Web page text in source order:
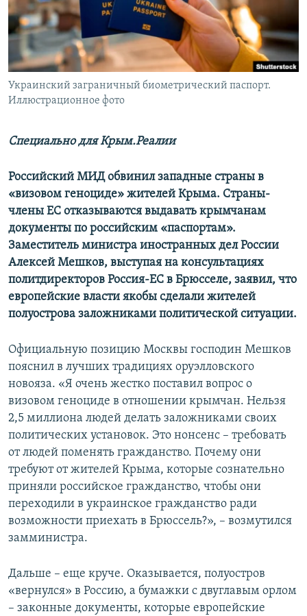
ПОБЕДИТЕЛЕЙ НЕ СУДЯТ?
КРЫМ.НЕПОКОРЕННЫЙ
ELIFBE
УКРАИНСКАЯ ПРОБЛЕМА КРЫМА
ПРИСОЕДИНЯЙТЕСЬ!
Все сайты RFE/RL
Украинский заграничный биометрический паспорт.
Иллюстрационное фото
Специально для Крым.Реалии
Российский МИД обвинил западные страны в
«визовом геноциде» жителей Крыма. Страны-
члены ЕС отказываются выдавать крымчанам
документы по российским «паспортам».
Заместитель министра иностранных дел России
Алексей Мешков, выступая на консультациях
политдиректоров Россия-ЕС в Брюсселе, заявил, что
европейские власти якобы сделали жителей
полуострова заложниками политической ситуации.
Официальную позицию Москвы господин Мешков
пояснил в лучших традициях оруэлловского
новояза. «Я очень жестко поставил вопрос о
визовом геноциде в отношении крымчан. Нельзя
2,5 миллиона людей делать заложниками своих
политических установок. Это нонсенс – требовать
от людей поменять гражданство. Почему они
требуют от жителей Крыма, которые сознательно
приняли российское гражданство, чтобы они
переходили в украинское гражданство ради
возможности приехать в Брюссель?», – возмутился
замминистра.
Дальше – еще круче. Оказывается, полуостров
«вернулся» в Россию, а бумажки с двуглавым орлом
– законные документы, которые европейские